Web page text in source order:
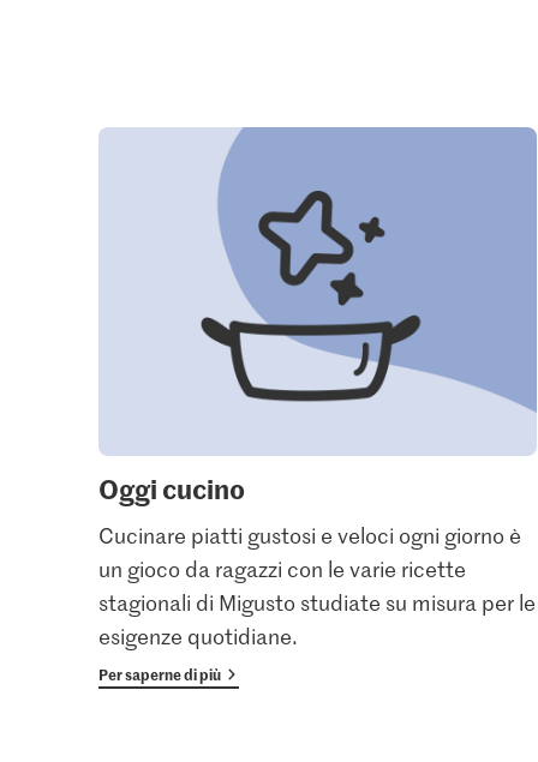
Oggi cucino
Cucinare piatti gustosi e veloci ogni giorno è
un gioco da ragazzi con le varie ricette
stagionali di Migusto studiate su misura per le
esigenze quotidiane.
Per saperne di più